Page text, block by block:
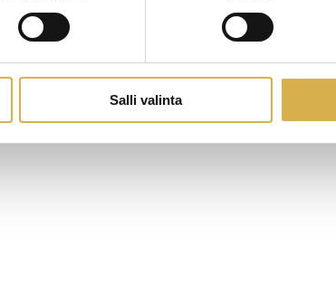
Salli valinta